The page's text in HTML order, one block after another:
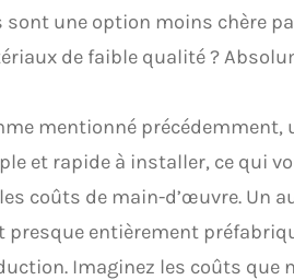
sont une option moins chère
de faible qualité ?
mentionné
et rapide à installer, ce qui
coûts de main-d’œuvre. Un
presque entièrement
Imaginez les coûts que